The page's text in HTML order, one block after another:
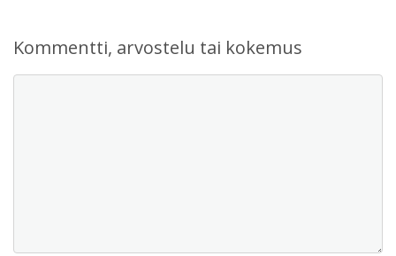
Kommentti, arvostelu tai kokemus